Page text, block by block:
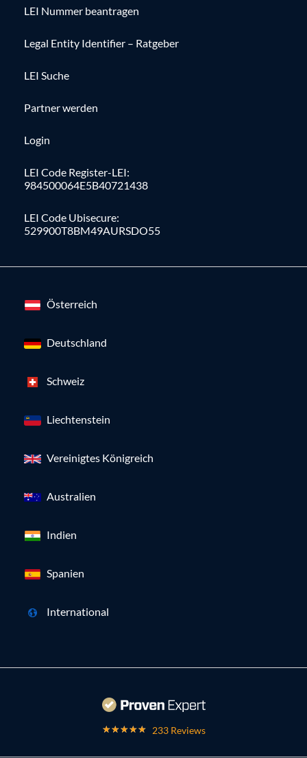
LEI Nummer beantragen
Legal Entity Identifier – Ratgeber
LEI Suche
Partner werden
Login
LEI Code Register-LEI:
984500064E5B40721438
LEI Code Ubisecure:
529900T8BM49AURSDO55
Österreich
Deutschland
Schweiz
Liechtenstein
Vereinigtes Königreich
Australien
Indien
Spanien
International
233 Reviews